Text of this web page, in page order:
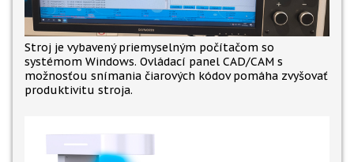
Stroj je vybavený priemyselným počítačom so
systémom Windows. Ovládací panel CAD/CAM s
možnosťou snímania čiarových kódov pomáha zvyšovať
produktivitu stroja.